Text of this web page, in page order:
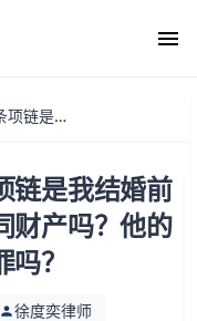
他的行为违法吗？这条项链是我结婚前买的。不应该是夫妻共同财产吗？他的行为构成盗窃罪吗？
链是我结婚前
财产吗？他的
？
徐度奕律师